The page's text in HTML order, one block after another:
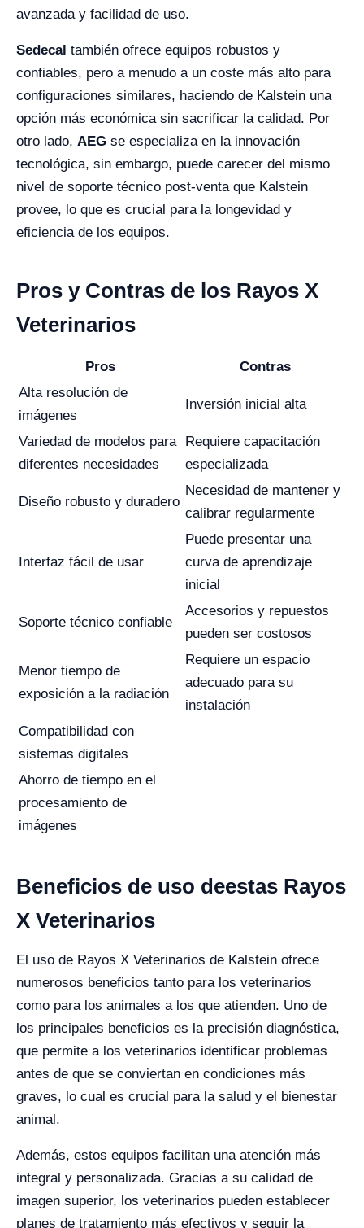
avanzada y facilidad de uso.
Sedecal también ofrece equipos robustos y
confiables, pero a menudo a un coste más alto para
configuraciones similares, haciendo de Kalstein una
opción más económica sin sacrificar la calidad. Por
otro lado, AEG se especializa en la innovación
tecnológica, sin embargo, puede carecer del mismo
nivel de soporte técnico post-venta que Kalstein
provee, lo que es crucial para la longevidad y
eficiencia de los equipos.
Pros y Contras de los Rayos X
Veterinarios
Pros
Contras
Alta resolución de
imágenes
Inversión inicial alta
Variedad de modelos para
diferentes necesidades
Requiere capacitación
especializada
Diseño robusto y duradero
Necesidad de mantener y
calibrar regularmente
Interfaz fácil de usar
Puede presentar una
curva de aprendizaje
inicial
Soporte técnico confiable
Accesorios y repuestos
pueden ser costosos
Menor tiempo de
exposición a la radiación
Requiere un espacio
adecuado para su
instalación
Compatibilidad con
sistemas digitales
Ahorro de tiempo en el
procesamiento de
imágenes
Beneficios de uso deestas Rayos
X Veterinarios
El uso de Rayos X Veterinarios de Kalstein ofrece
numerosos beneficios tanto para los veterinarios
como para los animales a los que atienden. Uno de
los principales beneficios es la precisión diagnóstica,
que permite a los veterinarios identificar problemas
antes de que se conviertan en condiciones más
graves, lo cual es crucial para la salud y el bienestar
animal.
Además, estos equipos facilitan una atención más
integral y personalizada. Gracias a su calidad de
imagen superior, los veterinarios pueden establecer
planes de tratamiento más efectivos y seguir la